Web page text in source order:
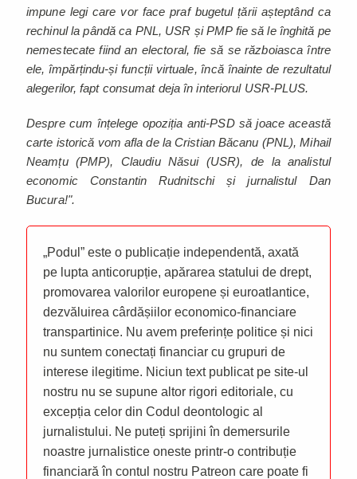
impune legi care vor face praf bugetul țării așteptând ca
rechinul la pândă ca PNL, USR și PMP fie să le înghită pe
nemestecate fiind an electoral, fie să se războiasca între
ele, împărțindu-și funcții virtuale, încă înainte de rezultatul
alegerilor, fapt consumat deja în interiorul USR-PLUS.
Despre cum înțelege opoziția anti-PSD să joace această
carte istorică vom afla de la Cristian Băcanu (PNL), Mihail
Neamțu (PMP), Claudiu Năsui (USR), de la analistul
economic Constantin Rudnitschi și jurnalistul Dan
Bucura!".
„Podul” este o publicație independentă, axată
pe lupta anticorupție, apărarea statului de drept,
promovarea valorilor europene și euroatlantice,
dezvăluirea cârdășiilor economico-financiare
transpartinice. Nu avem preferințe politice și nici
nu suntem conectați financiar cu grupuri de
interese ilegitime. Niciun text publicat pe site-ul
nostru nu se supune altor rigori editoriale, cu
excepția celor din Codul deontologic al
jurnalistului. Ne puteți sprijini în demersurile
noastre jurnalistice oneste printr-o contribuție
financiară în contul nostru Patreon care poate fi